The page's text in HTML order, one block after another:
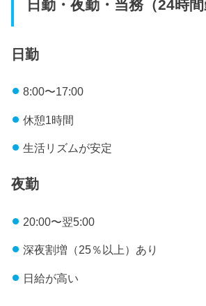
日勤・夜勤・当務（24時
日勤
8:00〜17:00
休憩1時間
生活リズムが安定
夜勤
20:00〜翌5:00
深夜割増（25％以上）あり
日給が高い